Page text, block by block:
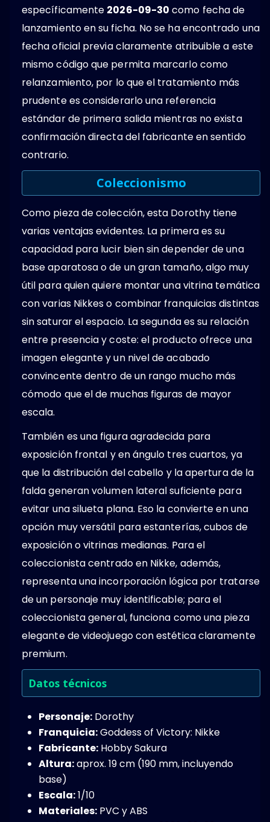
específicamente 2026-09-30 como fecha de
lanzamiento en su ficha. No se ha encontrado una
fecha oficial previa claramente atribuible a este
mismo código que permita marcarlo como
relanzamiento, por lo que el tratamiento más
prudente es considerarlo una referencia
estándar de primera salida mientras no exista
confirmación directa del fabricante en sentido
contrario.
Coleccionismo
Como pieza de colección, esta Dorothy tiene
varias ventajas evidentes. La primera es su
capacidad para lucir bien sin depender de una
base aparatosa o de un gran tamaño, algo muy
útil para quien quiere montar una vitrina temática
con varias Nikkes o combinar franquicias distintas
sin saturar el espacio. La segunda es su relación
entre presencia y coste: el producto ofrece una
imagen elegante y un nivel de acabado
convincente dentro de un rango mucho más
cómodo que el de muchas figuras de mayor
escala.
También es una figura agradecida para
exposición frontal y en ángulo tres cuartos, ya
que la distribución del cabello y la apertura de la
falda generan volumen lateral suficiente para
evitar una silueta plana. Eso la convierte en una
opción muy versátil para estanterías, cubos de
exposición o vitrinas medianas. Para el
coleccionista centrado en Nikke, además,
representa una incorporación lógica por tratarse
de un personaje muy identificable; para el
coleccionista general, funciona como una pieza
elegante de videojuego con estética claramente
premium.
Datos técnicos
Personaje: Dorothy
Franquicia:Goddess of Victory: Nikke
Fabricante: Hobby Sakura
Altura:aprox. 19 cm (190 mm, incluyendo
base)
Escala:1/10
Materiales: PVC y ABS